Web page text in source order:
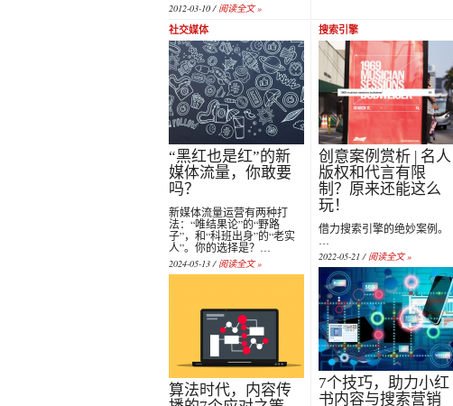
2012-03-10 / 阅读全文 »
社交媒体
“黑红也是红”的新
媒体流量，你敢要
吗？
新媒体流量运营有两种打
法：“唯结果论”的“野路
子”，和“科班出身”的“老实
人”。你的选择是？…
2024-05-13 / 阅读全文 »
算法时代，内容传
搜索引擎
创意案例赏析 | 名人
版权和代言有限
制？原来还能这么
玩！
借力搜索引擎的绝妙案例。
…
2022-05-21 / 阅读全文 »
7个技巧，助力小红
书内容与搜索营销